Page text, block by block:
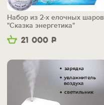
21 000 Р
Набор из 2-х елочных шаров
"Сказка энергетика"